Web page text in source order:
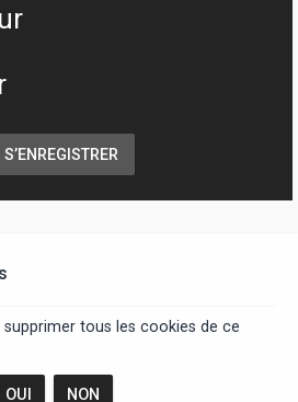
S’ENREGISTRER
tous les cookies de ce